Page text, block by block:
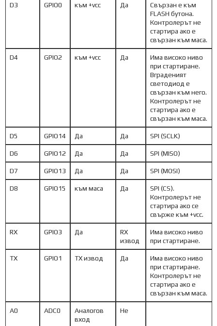
D3 GPIO0 към +vcc Да
Свързан е към
FLASH бутона.
Контролерът не
стартира ако е
свързан към маса.
D4 GPIO2 към +vcc Да
Има високо ниво
при стартиране.
Вграденият
светодиод е
свързан към него.
Контролерът не
стартира ако е
свързан към маса.
D5 GPIO14 Да Да SPI (SCLK)
D6 GPIO12 Да Да SPI (MISO)
D7 GPIO13 Да Да SPI (MOSI)
D8 GPIO15 към маса Да
SPI (CS).
Контролерът не
стартира ако се
свърже към +vcc.
RX GPIO3 Да
RX
извод
Има високо ниво
при стартиране.
TX GPIO1 TX извод Да
Има високо ниво
при стартиране.
Контролерът не
стартира ако е
свързан към маса.
A0 ADC0
Аналогов
вход
Не